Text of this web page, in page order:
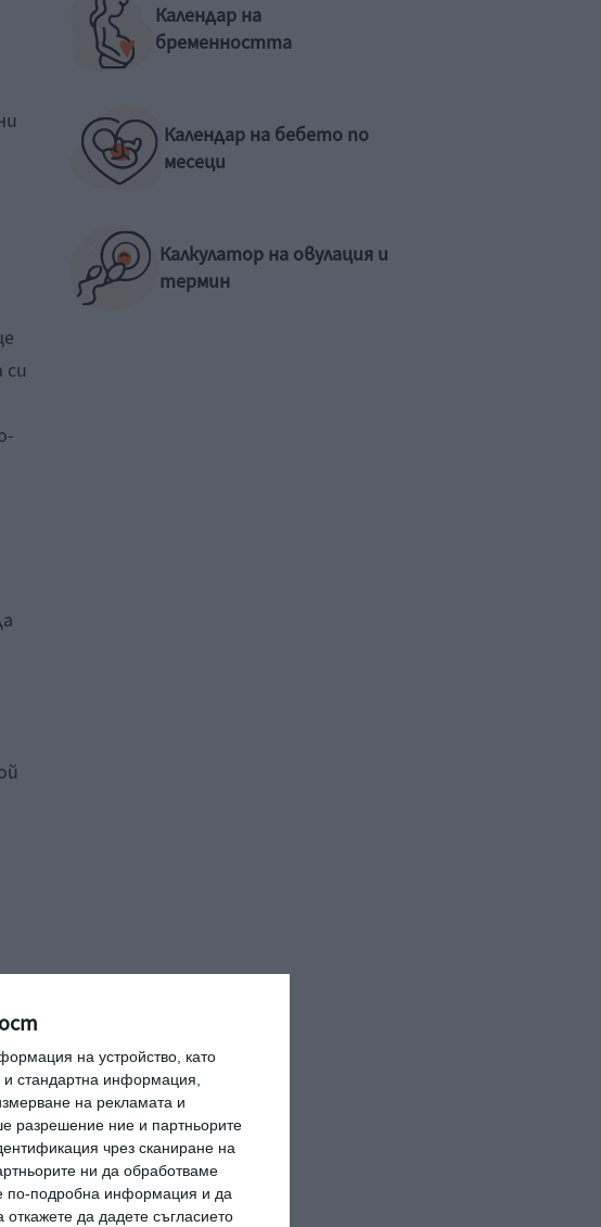
на устройство, като
стандартна информация,
на рекламата и
разрешение ние и партньорите
чрез сканиране на
ни да обработваме
по-подробна информация и да
да дадете съгласието
Календар на
бременността
Календар на бебето по
месеци
Калкулатор на овулация и
термин